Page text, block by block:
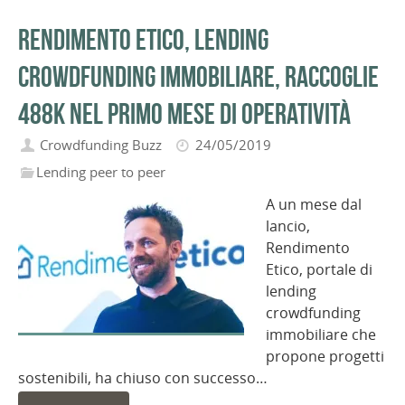
Rendimento Etico, lending
crowdfunding immobiliare, raccoglie
488k nel primo mese di operatività
Crowdfunding Buzz
24/05/2019
Lending peer to peer
A un mese dal
lancio,
Rendimento
Etico, portale di
lending
crowdfunding
immobiliare che
propone progetti
sostenibili, ha chiuso con successo…